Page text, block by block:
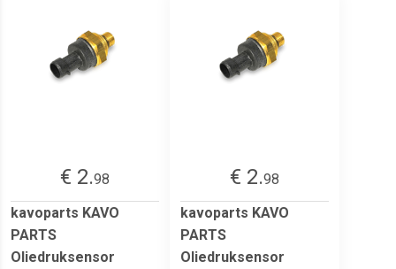
€ 2.98
kavoparts KAVO
PARTS
Oliedruksensor
€ 2.98
kavoparts KAVO
PARTS
Oliedruksensor